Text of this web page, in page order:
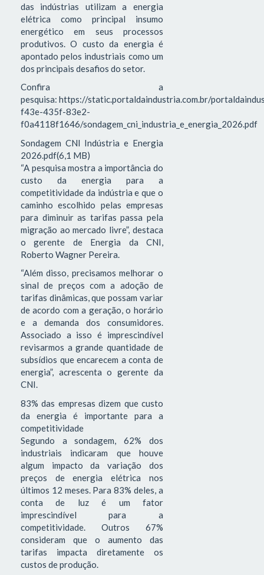
das indústrias utilizam a energia
elétrica como principal insumo
energético em seus processos
produtivos. O custo da energia é
apontado pelos industriais como um
dos principais desafios do setor.
Confira a
pesquisa: https://static.portaldaindustria.com.br/
f43e-435f-83e2-
f0a4118f1646/sondagem_cni_industria_e_energia_2026.pdf
Sondagem CNI Indústria e Energia
2026.pdf(6,1 MB)
“A pesquisa mostra a importância do
custo da energia para a
competitividade da indústria e que o
caminho escolhido pelas empresas
para diminuir as tarifas passa pela
migração ao mercado livre”, destaca
o gerente de Energia da CNI,
Roberto Wagner Pereira.
“Além disso, precisamos melhorar o
sinal de preços com a adoção de
tarifas dinâmicas, que possam variar
de acordo com a geração, o horário
e a demanda dos consumidores.
Associado a isso é imprescindível
revisarmos a grande quantidade de
subsídios que encarecem a conta de
energia”, acrescenta o gerente da
CNI.
83% das empresas dizem que custo
da energia é importante para a
competitividade
Segundo a sondagem, 62% dos
industriais indicaram que houve
algum impacto da variação dos
preços de energia elétrica nos
últimos 12 meses. Para 83% deles, a
conta de luz é um fator
imprescindível para a
competitividade. Outros 67%
consideram que o aumento das
tarifas impacta diretamente os
custos de produção.